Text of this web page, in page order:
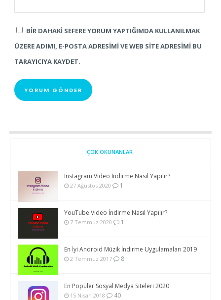
BIR DAHAKI SEFERE YORUM YAPTIĞIMDA KULLANILMAK
ÜZERE ADIMI, E-POSTA ADRESIMI VE WEB SITE ADRESIMI BU
TARAYICIYA KAYDET.
ÇOK OKUNANLAR
Instagram Video İndirme Nasıl Yapılır?
27 Ağustos 2020 1
YouTube Video İndirme Nasıl Yapılır?
7 Temmuz 2020 1
En İyi Android Müzik İndirme Uygulamaları 2019
2 Temmuz 2017 8
En Popüler Sosyal Medya Siteleri 2020
15 Nisan 2018 40